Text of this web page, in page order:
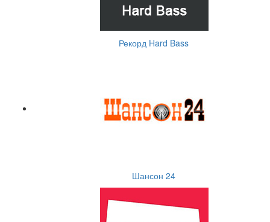
Рекорд Hard Bass
Шансон 24